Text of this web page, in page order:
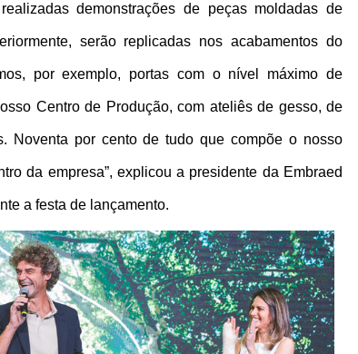
demonstrações de peças moldadas de
serão replicadas nos acabamentos do
por exemplo, portas com o nível máximo de
Centro de Produção, com ateliês de gesso, de
Noventa por cento de tudo que compõe o nosso
da empresa”, explicou a presidente da Embraed
a festa de lançamento.